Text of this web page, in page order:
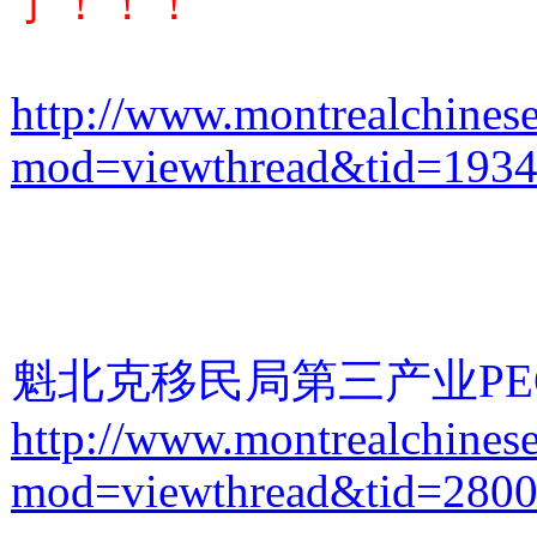
http://
魁北克移民局第三产业
http://